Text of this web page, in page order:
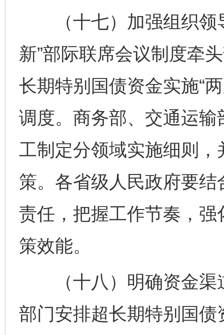
（十七）加强组织领
新”部际联席会议制度牵
长期特别国债资金实施“
调度。商务部、交通运
工制定分领域实施细则
策。各省级人民政府要
责任，把握工作节奏，强
策效能。
（十八）明确资金渠
部门安排超长期特别国